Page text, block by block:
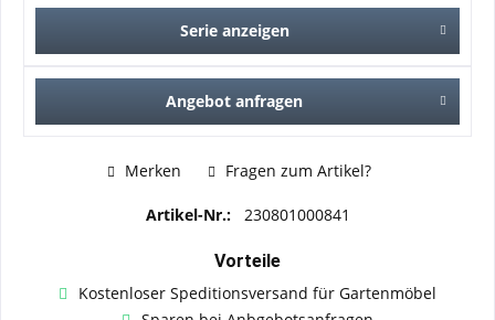
Serie anzeigen
Angebot anfragen
Merken Fragen zum Artikel?
Artikel-Nr.: 230801000841
Vorteile
Kostenloser Speditionsversand für Gartenmöbel